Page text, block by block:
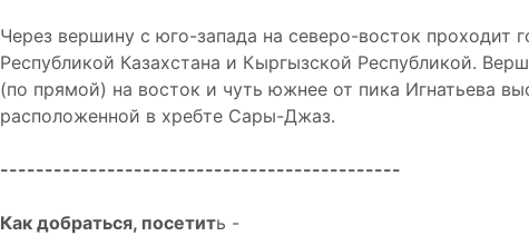
Через вершину с юго-запада на северо-восток проходит
Республикой Казахстана и Кыргызской Республикой.
(по прямой) на восток и чуть южнее от пика Игнатьева
расположенной в хребте Сары-Джаз.
---------------------------------------------
Как добраться, посетить -